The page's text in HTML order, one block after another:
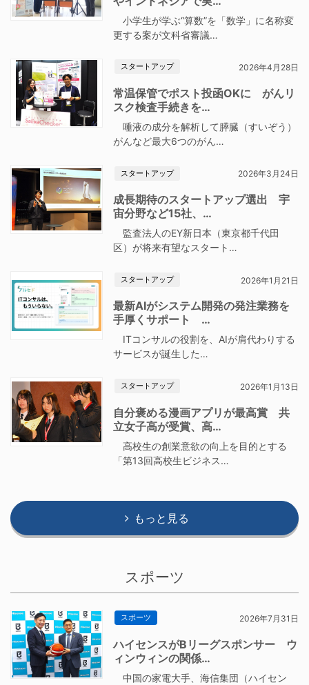
小学生が学ぶ“算数”を「数学」に名称変
更する案が文科省審議…
スタートアップ 2026年4月28日
常温保管でポスト投函OKに がんリ
スク検査手続きを…
唾液の成分を解析して膵臓（すいぞう）
がんなど最大6つのがん…
スタートアップ 2026年3月24日
成長期待のスタートアップ選出 宇
宙分野など15社、…
監査法人のEY新日本（東京都千代田
区）が将来有望なスタート…
スタートアップ 2026年1月21日
最新AIがシステム開発の発注業務を
手厚くサポート …
ITコンサルの役割を、AIが肩代わりする
サービスが誕生した…
スタートアップ 2026年1月13日
自分褒める漫画アプリが最高賞 共
立女子高が受賞、高…
高校生の創業意欲の向上を目的とする
「第13回高校生ビジネス…
もっと見る
スポーツ
スポーツ 2026年7月31日
ハイセンスがBリーグスポンサー ウ
ィンウィンの関係…
中国の家電大手、海信集団（ハイセン